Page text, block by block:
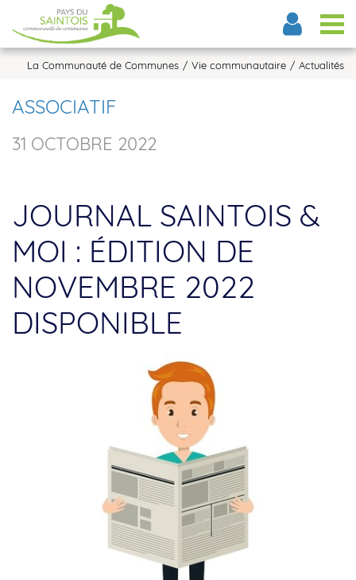
La Communauté de Communes Vie communautaire Actualités
ASSOCIATIF
31 OCTOBRE 2022
JOURNAL SAINTOIS &
MOI : ÉDITION DE
NOVEMBRE 2022
DISPONIBLE